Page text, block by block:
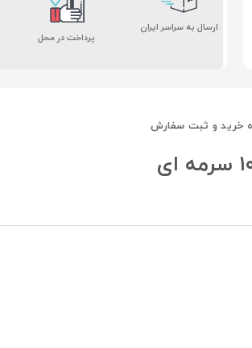
ارسال به سراسر ایران
پرداخت در محل
خرید و ثبت سفارش